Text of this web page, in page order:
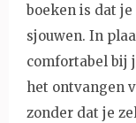
boeken is dat
sjouwen. In
comfortabel bij
het ontvangen
zonder dat je